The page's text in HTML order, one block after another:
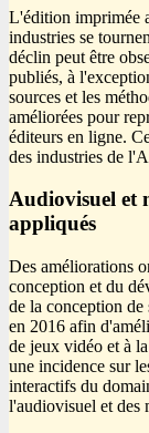
L'édition imprimée
industries se
déclin peut être
publiés, à
sources et les
améliorées pour
éditeurs en ligne.
des industries de
Audiovisuel et
appliqués
Des améliorations
conception et du
de la conception de
en 2016 afin
de jeux vidéo et à
une incidence sur
interactifs du
l'audiovisuel et des